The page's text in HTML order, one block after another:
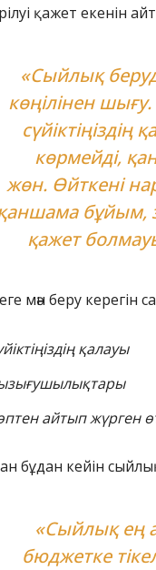
қажет екенін
«Сыйлық
көңілінен
көрмейді,
жөн. Өйткені
бұйым,
қажет
мән беру керегін
қалауы
айтып жүрген
бұдан кейін
«Сыйлық ең
бюджетке